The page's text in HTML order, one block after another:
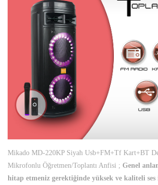
Mikado MD-220KP Siyah Usb+FM+Tf Kart+BT
Mikrofonlu Öğretmen/Toplantı Anfisi ; Genel
hitap etmeniz gerektiğinde yüksek ve kaliteli ses